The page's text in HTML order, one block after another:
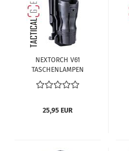
NEXTORCH V61
TASCHENLAMPEN
HOLSTER 360 GRAD
DREHBAR MIT
BREITENREDUKTION
25,95 EUR